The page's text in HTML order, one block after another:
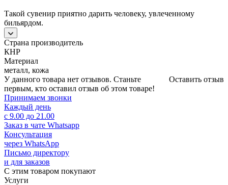
Такой сувенир приятно дарить человеку, увлеченному
бильярдом.
Страна производитель
КНР
Материал
металл, кожа
Оставить отзыв
У данного товара нет отзывов. Станьте
первым, кто оставил отзыв об этом товаре!
Принимаем звонки
Каждый день
с 9.00 до 21.00
Заказ в чате Whatsapp
Консультация
через WhatsApp
Письмо директору
и для заказов
С этим товаром покупают
Услуги